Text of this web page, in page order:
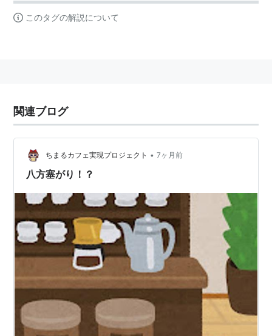
このタグの解説について
関連ブログ
ちまるカフェ実現プロジェクト • 7ヶ月前
八方塞がり！？